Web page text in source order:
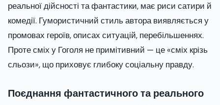
реальної дійсності та фантастики, має риси сатири й
комедії. Гумористичний стиль автора виявляється у
промовах героїв, описах ситуацій, перебільшеннях.
Проте сміх у Гоголя не примітивний — це «сміх крізь
сльози», що приховує глибоку соціальну правду.
Поєднання фантастичного та реального